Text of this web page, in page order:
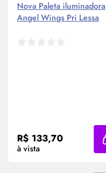
Nova Paleta iluminadora
Angel Wings Pri Lessa
R$ 133,70
à vista